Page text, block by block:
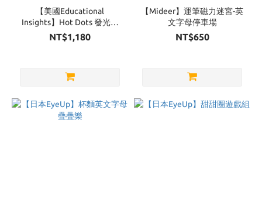
【美國Educational
Insights】Hot Dots 發光點
答筆-情緒與人際學習組
NT$1,180
【Mideer】運筆磁力迷宮-英
文字母停車場
NT$650